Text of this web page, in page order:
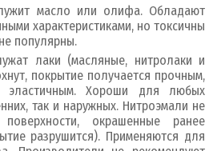
масло или олифа. Обладают
характеристиками, но токсичны
популярны.
лаки (масляные, нитролаки и
покрытие получается прочным,
эластичным. Хороши для любых
так и наружных. Нитроэмали не
окрашенные ранее
разрушится). Применяются для